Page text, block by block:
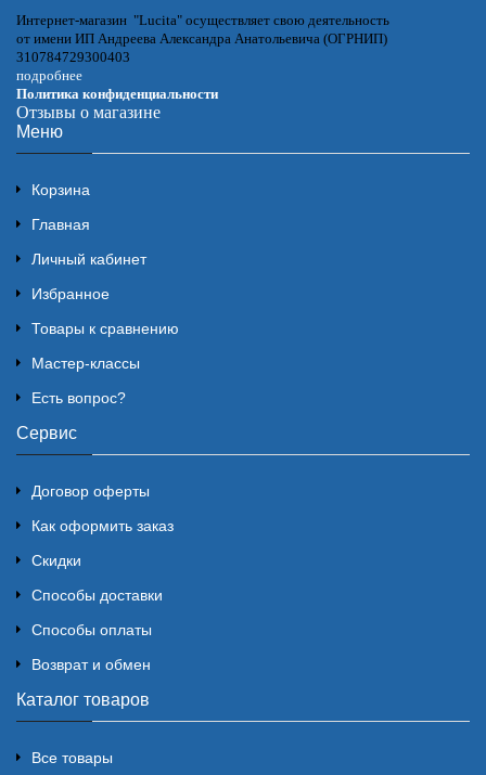
Интернет-магазин "Lucita" осуществляет свою деятельность
от имени ИП Андреева Александра Анатольевича (ОГРНИП)
310784729300403
подробнее
Политика конфиденциальности
Отзывы о магазине
Меню
Корзина
Главная
Личный кабинет
Избранное
Товары к сравнению
Мастер-классы
Есть вопрос?
Сервис
Договор оферты
Как оформить заказ
Скидки
Способы доставки
Способы оплаты
Возврат и обмен
Каталог товаров
Все товары